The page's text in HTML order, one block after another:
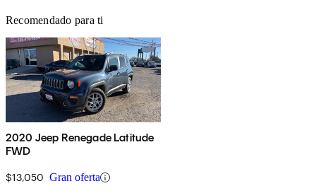
Recomendado para ti
2020 Jeep Renegade Latitude
FWD
$13,050 Gran oferta